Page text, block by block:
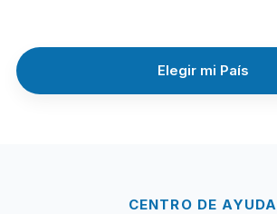
Elegir mi País
CENTRO DE AYUDA